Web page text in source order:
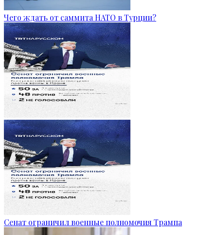
Чего ждать от саммита НАТО в Турции?
Сенат ограничил военные полномочия Трампа